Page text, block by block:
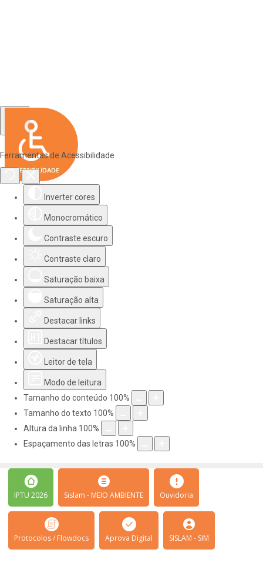
Ferramentas de Acessibilidade
Inverter cores
Monocromático
Contraste escuro
Contraste claro
Saturação baixa
Saturação alta
Destacar links
Destacar títulos
Leitor de tela
Modo de leitura
Tamanho do conteúdo 100%
Tamanho do texto 100%
Altura da linha 100%
Espaçamento das letras 100%
IPTU 2026 Sislam - MEIO AMBIENTE Ouvidoria
Protocolos / Flowdocs Aprova Digital SISLAM - SIM